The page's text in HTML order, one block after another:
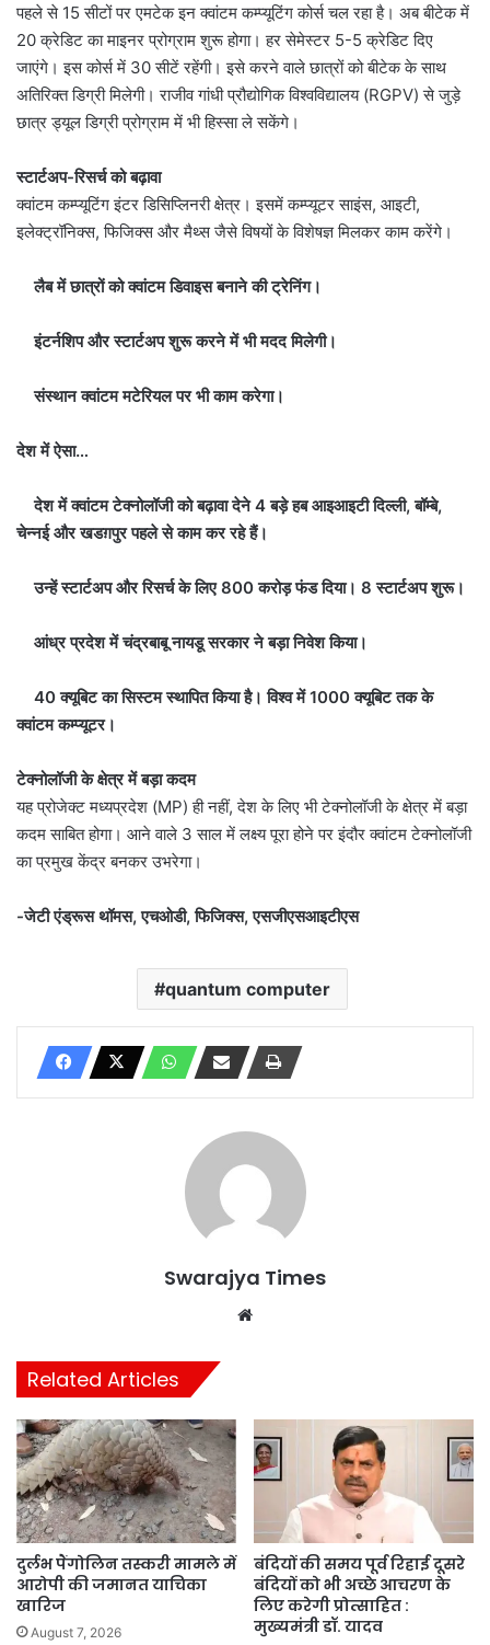
पहले से 15 सीटों पर एमटेक इन क्वांटम कम्प्यूटिंग कोर्स चल रहा है। अब बीटेक में
20 क्रेडिट का माइनर प्रोग्राम शुरू होगा। हर सेमेस्टर 5-5 क्रेडिट दिए
जाएंगे। इस कोर्स में 30 सीटें रहेंगी। इसे करने वाले छात्रों को बीटेक के साथ
अतिरिक्त डिग्री मिलेगी। राजीव गांधी प्रौद्योगिक विश्वविद्यालय (RGPV) से जुड़े
छात्र ड्यूल डिग्री प्रोग्राम में भी हिस्सा ले सकेंगे।
स्टार्टअप-रिसर्च को बढ़ावा
क्वांटम कम्प्यूटिंग इंटर डिसिप्लिनरी क्षेत्र। इसमें कम्प्यूटर साइंस, आइटी,
इलेक्ट्रॉनिक्स, फिजिक्स और मैथ्स जैसे विषयों के विशेषज्ञ मिलकर काम करेंगे।
लैब में छात्रों को क्वांटम डिवाइस बनाने की ट्रेनिंग।
इंटर्नशिप और स्टार्टअप शुरू करने में भी मदद मिलेगी।
संस्थान क्वांटम मटेरियल पर भी काम करेगा।
देश में ऐसा…
देश में क्वांटम टेक्नोलॉजी को बढ़ावा देने 4 बड़े हब आइआइटी दिल्ली, बॉम्बे,
चेन्नई और खडग़पुर पहले से काम कर रहे हैं।
उन्हें स्टार्टअप और रिसर्च के लिए 800 करोड़ फंड दिया। 8 स्टार्टअप शुरू।
आंध्र प्रदेश में चंद्रबाबू नायडू सरकार ने बड़ा निवेश किया।
40 क्यूबिट का सिस्टम स्थापित किया है। विश्व में 1000 क्यूबिट तक के
क्वांटम कम्प्यूटर।
टेक्नोलॉजी के क्षेत्र में बड़ा कदम
यह प्रोजेक्ट मध्यप्रदेश (MP) ही नहीं, देश के लिए भी टेक्नोलॉजी के क्षेत्र में बड़ा
कदम साबित होगा। आने वाले 3 साल में लक्ष्य पूरा होने पर इंदौर क्वांटम टेक्नोलॉजी
का प्रमुख केंद्र बनकर उभरेगा।
-जेटी एंड्रूस थॉमस, एचओडी, फिजिक्स, एसजीएसआइटीएस
quantum computer
Swarajya Times
Related Articles
दुर्लभ पैंगोलिन तस्करी मामले में
आरोपी की जमानत याचिका
खारिज
August 7, 2026
बंदियों की समय पूर्व रिहाई दूसरे
बंदियों को भी अच्छे आचरण के
लिए करेगी प्रोत्साहित :
मुख्यमंत्री डॉ. यादव